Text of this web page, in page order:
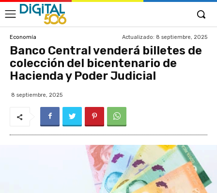
Economía Actualizado: 8 septiembre, 2025
Banco Central venderá billetes de
colección del bicentenario de
Hacienda y Poder Judicial
8 septiembre, 2025